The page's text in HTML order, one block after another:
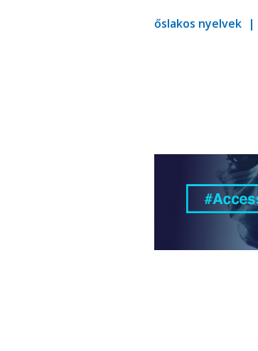
őslakos nyelvek